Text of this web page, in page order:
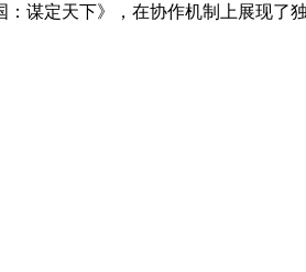
谋定天下》，在协作机制上展现了